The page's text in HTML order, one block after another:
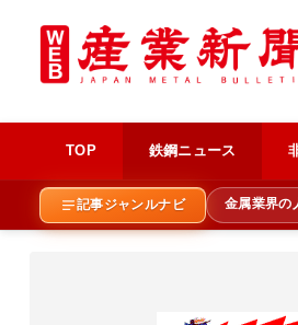
TOP 鉄鋼ニュース
記事ジャンルナビ 金属業界の